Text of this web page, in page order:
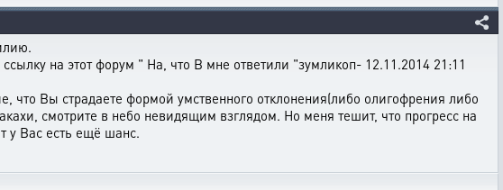
на этот форум " На, что В мне ответили "зумликоп- 12.11.2014 21:11
что Вы страдаете формой умственного отклонения(либо олигофрения либо
смотрите в небо невидящим взглядом. Но меня тешит, что прогресс на
у Вас есть ещё шанс.